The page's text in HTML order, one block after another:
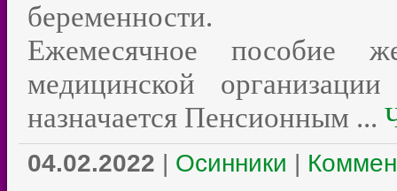
беременности.
Ежемесячное пособие
медицинской
назначается Пенсионным ...
04.02.2022 | Осинники |